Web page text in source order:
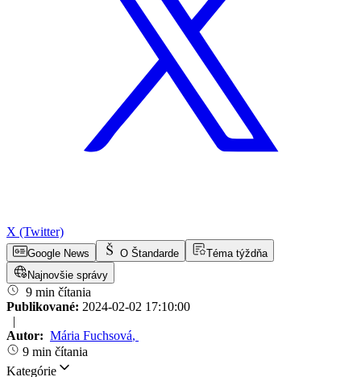
X (Twitter)
Google News O Štandarde
Téma týždňa
Najnovšie správy
9 min čítania
Publikované: 2024-02-02 17:10:00
|
Autor: Mária Fuchsová,
9 min čítania
Kategórie